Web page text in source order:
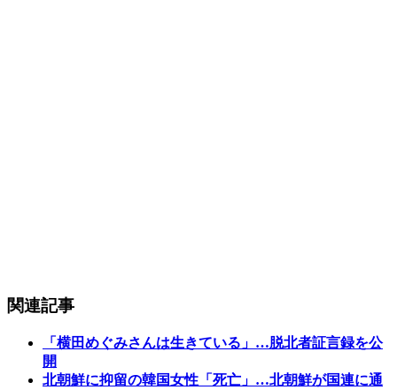
関連記事
「横田めぐみさんは生きている」…脱北者証言録を公
開
北朝鮮に抑留の韓国女性「死亡」…北朝鮮が国連に通